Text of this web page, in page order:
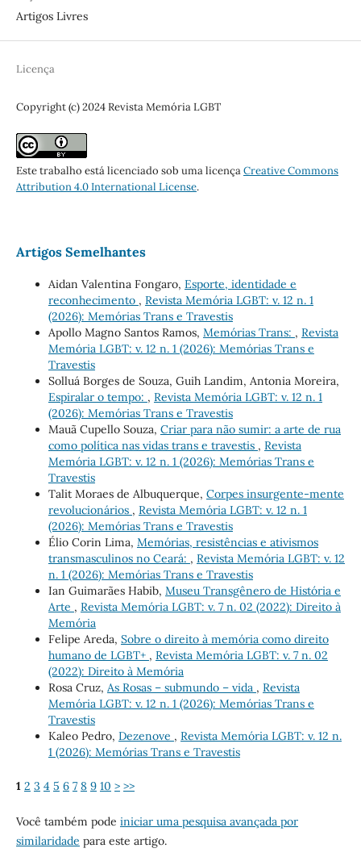
Artigos Livres
Licença
Copyright (c) 2024 Revista Memória LGBT
Este trabalho está licenciado sob uma licençaCreative Commons
Attribution 4.0 International License.
Artigos Semelhantes
Aidan Valentina Fongaro, Esporte, identidade e
reconhecimento , Revista Memória LGBT: v. 12 n. 1
(2026): Memórias Trans e Travestis
Apollo Magno Santos Ramos, Memórias Trans: , Revista
Memória LGBT: v. 12 n. 1 (2026): Memórias Trans e
Travestis
Solluá Borges de Souza, Guih Landim, Antonia Moreira,
Espiralar o tempo: , Revista Memória LGBT: v. 12 n. 1
(2026): Memórias Trans e Travestis
Mauã Cupello Souza, Criar para não sumir: a arte de rua
como política nas vidas trans e travestis , Revista
Memória LGBT: v. 12 n. 1 (2026): Memórias Trans e
Travestis
Talit Moraes de Albuquerque, Corpes insurgente-mente
revolucionários , Revista Memória LGBT: v. 12 n. 1
(2026): Memórias Trans e Travestis
Élio Corin Lima, Memórias, resistências e ativismos
transmasculinos no Ceará: , Revista Memória LGBT: v. 12
n. 1 (2026): Memórias Trans e Travestis
Ian Guimarães Habib, Museu Transgênero de História e
Arte , Revista Memória LGBT: v. 7 n. 02 (2022): Direito à
Memória
Felipe Areda, Sobre o direito à memória como direito
humano de LGBT+ , Revista Memória LGBT: v. 7 n. 02
(2022): Direito à Memória
Rosa Cruz, As Rosas – submundo – vida , Revista
Memória LGBT: v. 12 n. 1 (2026): Memórias Trans e
Travestis
Kaleo Pedro, Dezenove , Revista Memória LGBT: v. 12 n.
1 (2026): Memórias Trans e Travestis
1 2 3 4 5 6 7 8 9 10 > >>
Você também pode iniciar uma pesquisa avançada por
similaridade para este artigo.